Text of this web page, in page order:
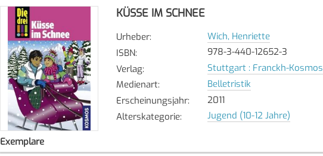
KÜSSE IM SCHNEE
Urheber:
Wich, Henriette
ISBN:
978-3-440-12652-3
Verlag:
Stuttgart : Franckh-Kosmos
Medienart:
Belletristik
Erscheinungsjahr:
2011
Alterskategorie: Jugend (10-12 Jahre)
Exemplare